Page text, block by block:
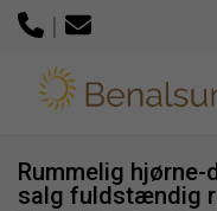
|
Rummelig
salg fuldstændig